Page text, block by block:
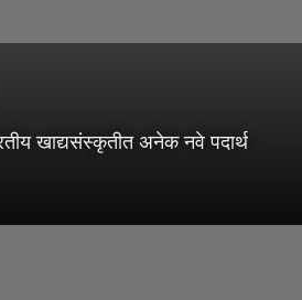
खाद्यसंस्कृतीत अनेक नवे पदार्थ